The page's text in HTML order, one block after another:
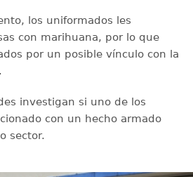
los uniformados les
con marihuana, por lo que
por un posible vínculo con la
investigan si uno de los
con un hecho armado
sector.